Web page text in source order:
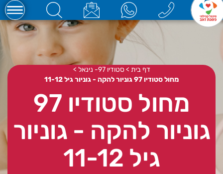
דף בית > סטודיו 97- נינאל
>
מחול סטודיו 97 גוניור להקה - גוניור גיל 11-12
מחול סטודיו 97
גוניור להקה - גוניור
גיל 11-12